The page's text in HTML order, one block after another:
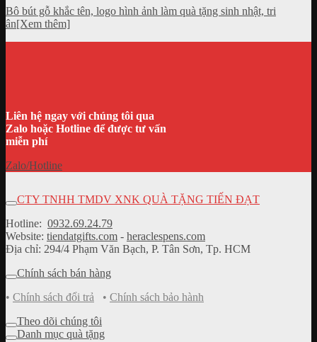
Bô bút gỗ khắc tên, logo hình ảnh làm quà tặng sinh nhật, tri
ân[Xem thêm]
Liên hệ ngay với chúng tôi qua
Zalo hoặc Hotline để được tư vấn
miễn phí
Zalo/Hotline
CTY TNHH TMDV XNK QUÀ TẶNG TIẾN ĐẠT
Hotline: 0932.69.24.79
Website: tiendatgifts.com - heraclespens.com
Địa chỉ: 294/4 Phạm Văn Bạch, P. Tân Sơn, Tp. HCM
Chính sách bán hàng
• Chính sách đổi trả • Chính sách bảo hành
Theo dõi chúng tôi
Danh mục quà tặng